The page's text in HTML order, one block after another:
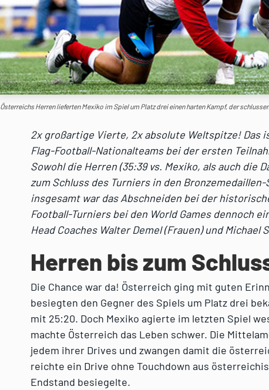
Österreichs Herren lieferten Mexiko im Spiel um Platz drei einen harten Kampf, der
2x großartige Vierte, 2x absolute Weltspitze! Das
Flag-Football-Nationalteams bei der ersten
Sowohl die Herren (35:39 vs. Mexiko, als auch die
zum Schluss des Turniers in den
insgesamt war das Abschneiden bei der
Football-Turniers bei den World Games dennoch
Head Coaches Walter Demel (Frauen) und Michael
Herren bis zum
Die Chance war da! Österreich ging mit guten
besiegten den Gegner des Spiels um Platz drei
mit 25:20. Doch Mexiko agierte im letzten Spiel
machte Österreich das Leben schwer. Die
jedem ihrer Drives und zwangen damit die
reichte ein Drive ohne Touchdown aus
Endstand besiegelte.